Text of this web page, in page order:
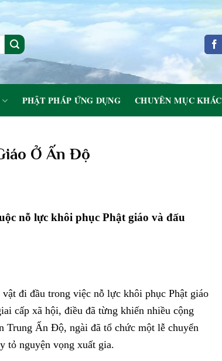
PHẬT PHÁP ỨNG DỤNG CHUYÊN MỤC KHÁC
Ở Ấn Độ
nỗ lực khôi phục Phật giáo và đấu
đi đầu trong việc nỗ lực khôi phục Phật giáo
cấp xã hội, điều đã từng khiến nhiều cộng
Trung Ấn Độ, ngài đã tổ chức một lễ chuyển
tỏ nguyện vọng xuất gia.